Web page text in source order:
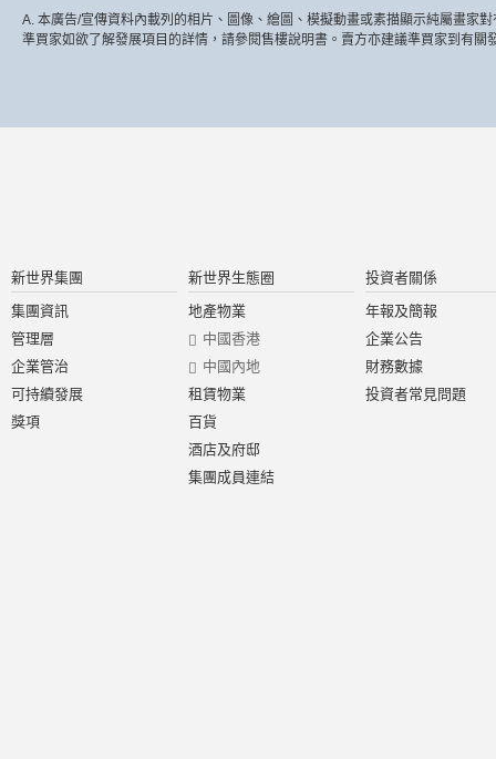
A. 本廣告/宣傳資料內載列的相片、圖像、繪圖、模擬動畫或素描顯示純屬畫家
準買家如欲了解發展項目的詳情，請參閱售樓說明書。賣方亦建議準買家到有
新世界集團
集團資訊
管理層
企業管治
可持續發展
獎項
新世界生態圈
地產物業
中國香港
中國內地
租賃物業
百貨
酒店及府邸
集團成員連結
投資者關係
年報及簡報
企業公告
財務數據
投資者常見問題